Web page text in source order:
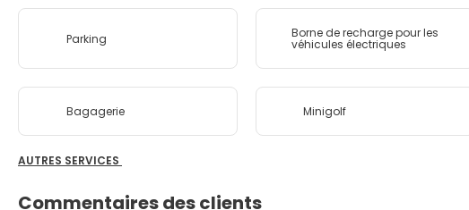
Parking Borne de recharge pour les
véhicules électriques
Bagagerie Minigolf
AUTRES SERVICES
Commentaires des clients